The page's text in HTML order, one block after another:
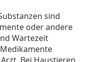
sind
oder andere
Wartezeit